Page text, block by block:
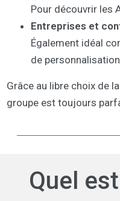
Pour découvrir les
Entreprises et
Également idéal
de
Grâce au libre choix de
groupe est toujours
Quel